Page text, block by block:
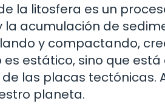
la litosfera es un
acumulación de
y compactando,
estático, sino que
las placas tectónicas.
planeta.